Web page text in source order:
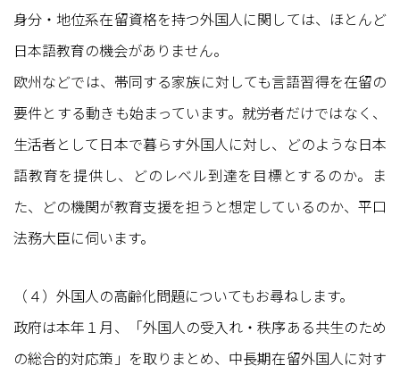
身分・地位系在留資格を持つ外国人に関しては、ほとんど
日本語教育の機会がありません。
欧州などでは、帯同する家族に対しても言語習得を在留の
要件とする動きも始まっています。就労者だけではなく、
生活者として日本で暮らす外国人に対し、どのような日本
語教育を提供し、どのレベル到達を目標とするのか。ま
た、どの機関が教育支援を担うと想定しているのか、平口
法務大臣に伺います。
（４）外国人の高齢化問題についてもお尋ねします。
政府は本年１月、「外国人の受入れ・秩序ある共生のため
の総合的対応策」を取りまとめ、中長期在留外国人に対す